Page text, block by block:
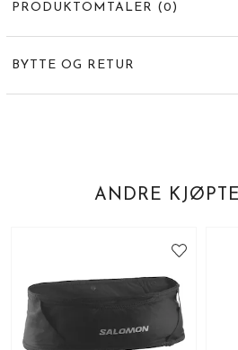
PRODUKTOMTALER (0 )
BYTTE OG RETUR
ANDRE